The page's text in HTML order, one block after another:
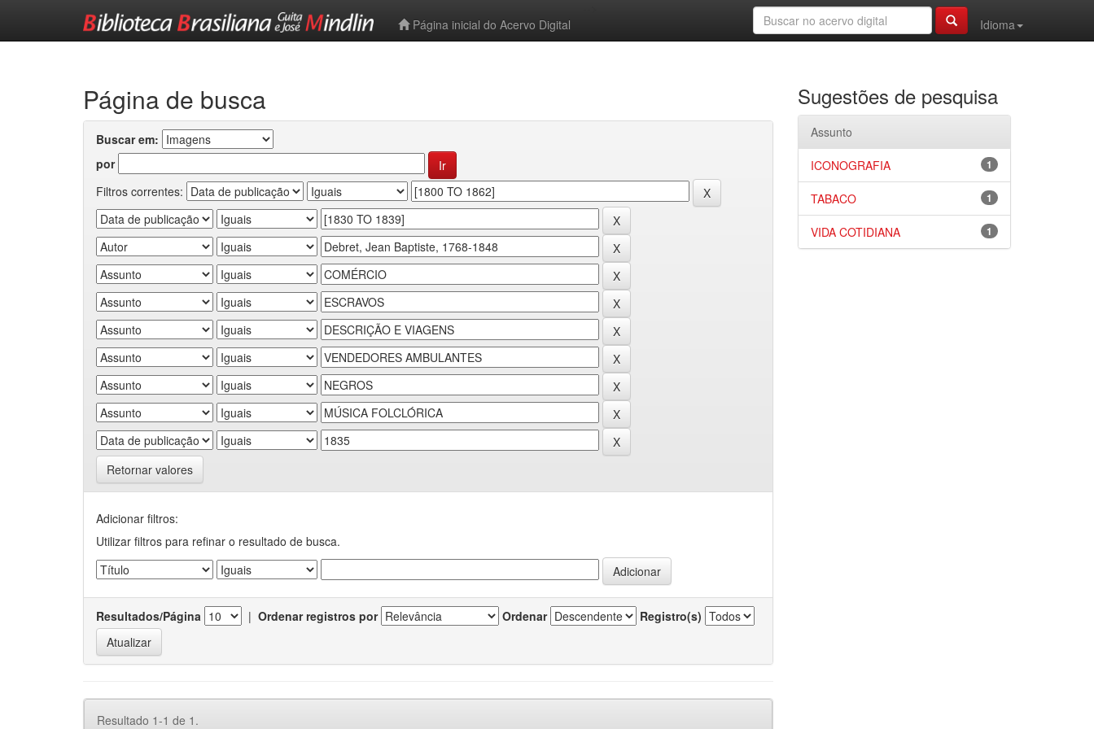
Página inicial do Acervo Digital
Idioma
Página de busca
Buscar em:
por
Filtros correntes:
Retornar valores
Adicionar filtros:
Utilizar filtros para refinar o resultado de busca.
Resultados/Página | Ordenar registros por Ordenar Registro(s)
Resultado 1-1 de 1.
Sugestões de pesquisa
Assunto
1
ICONOGRAFIA
1
TABACO
1
VIDA COTIDIANA